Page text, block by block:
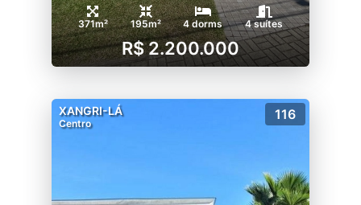
371m² 195m² 4 dorms 4 suítes
R$ 2.200.000
XANGRI-LÁ
Centro
116